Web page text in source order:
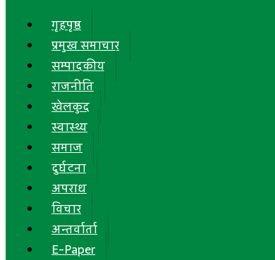
गृहपृष्ठ
प्रमुख समाचार
सम्पादकीय
राजनीति
खेलकुद
स्वास्थ्य
समाज
दुर्घटना
अपराध
विचार
अन्तर्वार्ता
E-Paper